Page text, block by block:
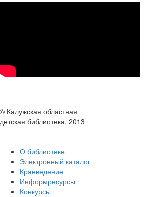
© Калужская областная
детская библиотека, 2013
О библиотеке
Электронный каталог
Краеведение
Информресурсы
Конкурсы